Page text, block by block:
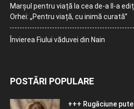
Marșul pentru viață la cea de-a II-a
Orhei: „Pentru viață, cu inimă curată”
Învierea Fiului văduvei din Nain
POSTĂRI POPULARE
+++ Rugăciune